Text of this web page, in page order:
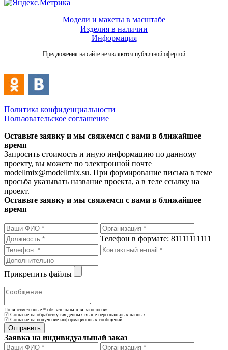
Модели и макеты в масштабе
Изделия в наличии
Информация
Предложения на сайте не являются публичной офертой
Политика конфиденциальности
Пользовательское соглашение
Оставьте заявку и мы свяжемся с вами в ближайшее
время
Запросить стоимость и иную информацию по данному
проекту, вы можете по электронной почте
modellmix@modellmix.su. При формирование письма в теме
просьба указывать название проекта, а в теле ссылку на
проект.
Оставьте заявку и мы свяжемся с вами в ближайшее
время
Телефон в формате: 81111111111
Прикрепить файлы
Поля отмеченные * обязательны для заполнения.
☑ Согласие на обработку введенных выше персональных данных
☑ Согласие на получение информационных сообщений
Заявка на индивидуальный заказ